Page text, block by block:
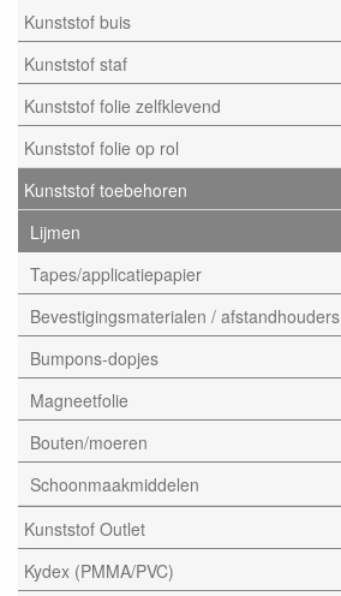
Kunststof buis
Kunststof staf
Kunststof folie zelfklevend
Kunststof folie op rol
Kunststof toebehoren
Lijmen
Tapes/applicatiepapier
Bevestigingsmaterialen / afstandhouders
Bumpons-dopjes
Magneetfolie
Bouten/moeren
Schoonmaakmiddelen
Kunststof Outlet
Kydex (PMMA/PVC)